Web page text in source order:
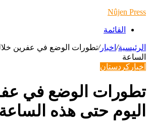
Nûjen Press
القائمة
الرئيسية/ اخبار/تطورات الوضع في عفرين
الساعة
اخبار كردستان
تطورات الوضع في
اليوم حتى هذه الساعة